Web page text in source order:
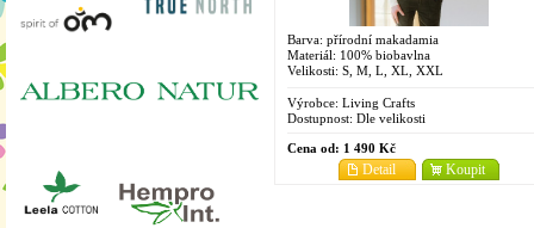
Barva: přírodní makadamia
Materiál: 100% biobavlna
Velikosti: S, M, L, XL, XXL
Výrobce: Living Crafts
Dostupnost: Dle velikosti
Cena od: 1 490 Kč
Koupit
Detail